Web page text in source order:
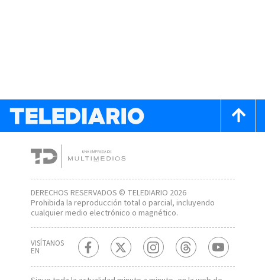
DERECHOS RESERVADOS © TELEDIARIO 2026
Prohibida la reproducción total o parcial, incluyendo
cualquier medio electrónico o magnético.
VISÍTANOS
EN